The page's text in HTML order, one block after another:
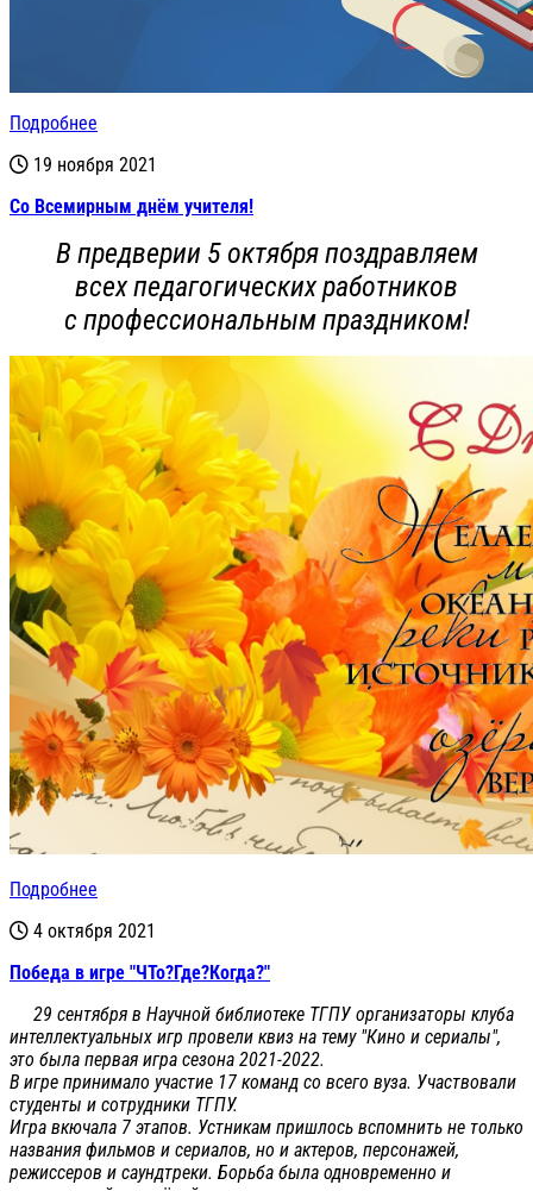
Подробнее
19 ноября 2021
Со Всемирным днём учителя!
В предверии 5 октября поздравляем
всех педагогических работников
с профессиональным праздником!
Подробнее
4 октября 2021
Победа в игре "ЧТо?Где?Когда?"
29 сентября в Научной библиотеке ТГПУ организаторы клуба
интеллектуальных игр провели квиз на тему "Кино и сериалы",
это была первая игра сезона 2021-2022.
В игре принимало участие 17 команд со всего вуза. Участвовали
студенты и сотрудники ТГПУ.
Игра вкючала 7 этапов. Устникам пришлось вспомнить не только
названия фильмов и сериалов, но и актеров, персонажей,
режиссеров и саундтреки. Борьба была одновременно и